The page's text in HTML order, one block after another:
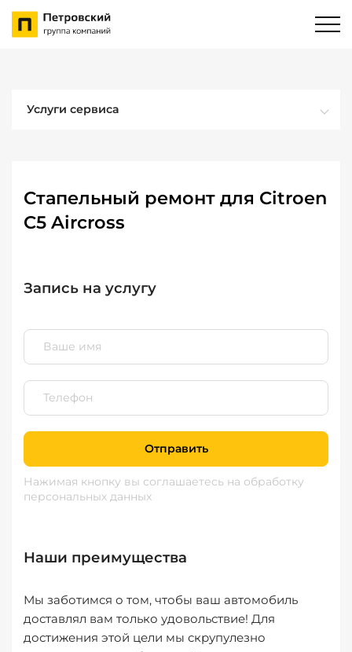
Услуги сервиса
Стапельный ремонт для Citroen
C5 Aircross
Запись на услугу
Отправить
Нажимая кнопку вы соглашаетесь на обработку
персональных данных
Наши преимущества
Мы заботимся о том, чтобы ваш автомобиль
доставлял вам только удовольствие! Для
достижения этой цели мы скрупулезно